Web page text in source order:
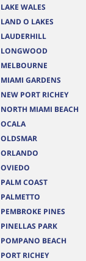
LAKE WALES
LAND O LAKES
LAUDERHILL
LONGWOOD
MELBOURNE
MIAMI GARDENS
NEW PORT RICHEY
NORTH MIAMI BEACH
OCALA
OLDSMAR
ORLANDO
OVIEDO
PALM COAST
PALMETTO
PEMBROKE PINES
PINELLAS PARK
POMPANO BEACH
PORT RICHEY